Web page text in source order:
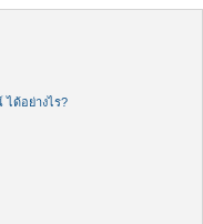
g
ด้อย่างไร?